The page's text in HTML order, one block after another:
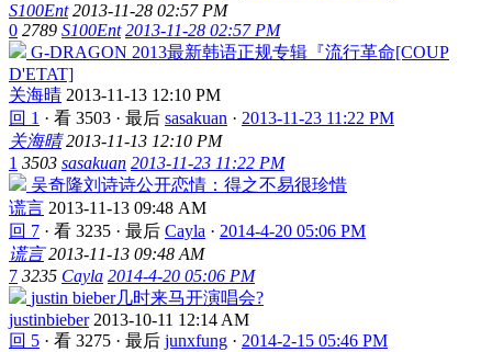
S100Ent 2013-11-28 02:57 PM
0 2789 S100Ent 2013-11-28 02:57 PM
G-DRAGON 2013最新韩语正规专辑『流行革命[COUP
D'ETAT]
关海晴 2013-11-13 12:10 PM
回 1 · 看 3503 · 最后 sasakuan · 2013-11-23 11:22 PM
关海晴 2013-11-13 12:10 PM
1 3503 sasakuan 2013-11-23 11:22 PM
吴奇隆刘诗诗公开恋情：得之不易很珍惜
谎言 2013-11-13 09:48 AM
回 7 · 看 3235 · 最后 Cayla · 2014-4-20 05:06 PM
谎言 2013-11-13 09:48 AM
7 3235 Cayla 2014-4-20 05:06 PM
justin bieber几时来马开演唱会?
justinbieber 2013-10-11 12:14 AM
回 5 · 看 3275 · 最后 junxfung · 2014-2-15 05:46 PM